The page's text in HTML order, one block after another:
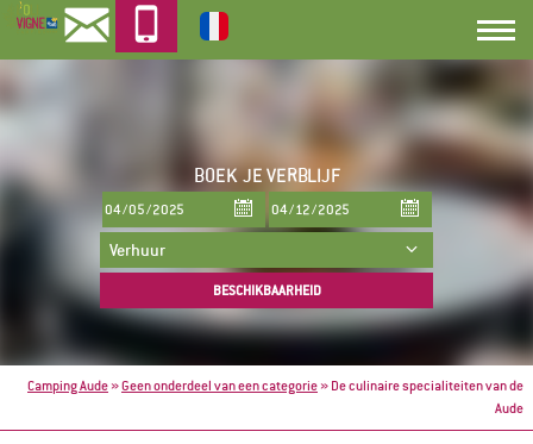
BOEK JE VERBLIJF
Camping Aude»Geen onderdeel van een categorie» De culinaire specialiteiten van de
Aude